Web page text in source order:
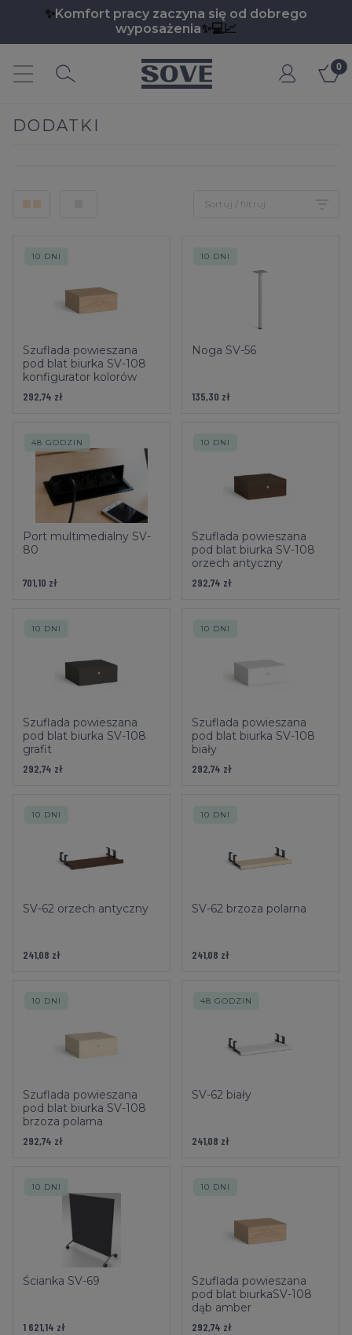
✨Komfort pracy zaczyna się od dobrego
wyposażenia✨💻📈
Moje
konto
DODATKI
Sortuj / filtruj
Szuflada powieszana
pod blat biurka SV-108
konfigurator kolorów
292,74 zł
10 DNI
Noga SV-56
135,30 zł
10 DNI
Port multimedialny SV-
80
701,10 zł
48 GODZIN
Szuflada powieszana
pod blat biurka SV-108
orzech antyczny
292,74 zł
10 DNI
Szuflada powieszana
pod blat biurka SV-108
grafit
292,74 zł
10 DNI
Szuflada powieszana
pod blat biurka SV-108
biały
292,74 zł
10 DNI
SV-62 orzech antyczny
241,08 zł
10 DNI
SV-62 brzoza polarna
241,08 zł
10 DNI
Szuflada powieszana
pod blat biurka SV-108
brzoza polarna
292,74 zł
10 DNI
SV-62 biały
241,08 zł
48 GODZIN
Ścianka SV-69
1 621,14 zł
10 DNI
Szuflada powieszana
pod blat biurkaSV-108
dąb amber
292,74 zł
10 DNI